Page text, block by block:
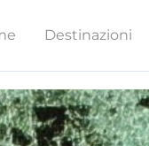
Destinazioni